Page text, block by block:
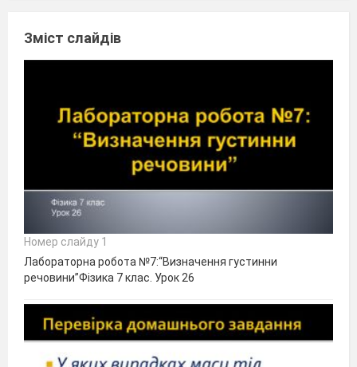
Зміст слайдів
Номер слайду 1
Лабораторна робота №7:“Визначення густинни
речовини”Фізика 7 клас. Урок 26